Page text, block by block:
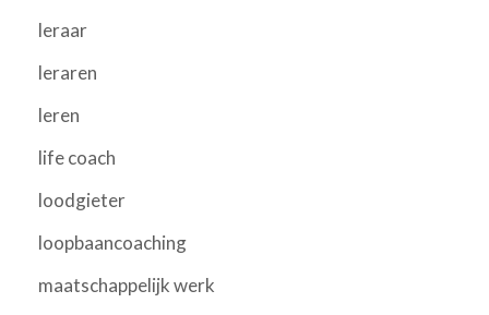
leraar
leraren
leren
life coach
loodgieter
loopbaancoaching
maatschappelijk werk